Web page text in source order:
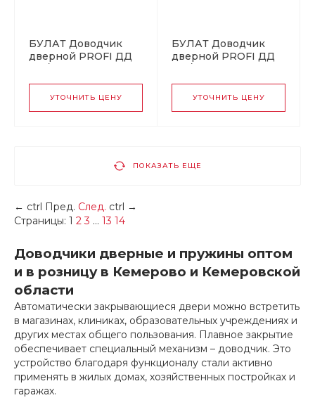
БУЛАТ Доводчик
дверной PROFI ДД
белый (10)
УТОЧНИТЬ ЦЕНУ
БУЛАТ Доводчик
дверной PROFI ДД
серебро (10)
УТОЧНИТЬ ЦЕНУ
ПОКАЗАТЬ ЕЩЕ
← ctrl Пред. След. ctrl →
Страницы: 1 2 3 ... 13 14
Доводчики дверные и пружины оптом
и в розницу в Кемерово и Кемеровской
области
Автоматически закрывающиеся двери можно встретить
в магазинах, клиниках, образовательных учреждениях и
других местах общего пользования. Плавное закрытие
обеспечивает специальный механизм – доводчик. Это
устройство благодаря функционалу стали активно
применять в жилых домах, хозяйственных постройках и
гаражах.